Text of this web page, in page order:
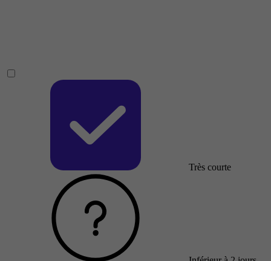
Très courte